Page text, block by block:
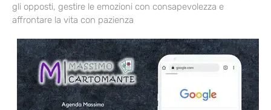
gli opposti, gestire le emozioni con consapevolezza e
affrontare la vita con pazienza